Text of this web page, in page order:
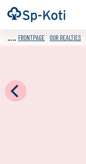
Go
to
Frontpage
FRONTPAGE OUR REALTIES